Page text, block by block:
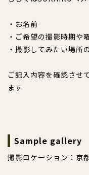
・お名前
・ご希望の撮影時期や
・撮影してみたい場所
ご記入内容を確認させ
ます
Sample gallery
撮影ロケーション：京